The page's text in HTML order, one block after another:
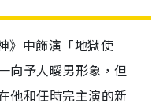
》中飾演「地獄使
向予人曖男形象，但
他和任時完主演的新